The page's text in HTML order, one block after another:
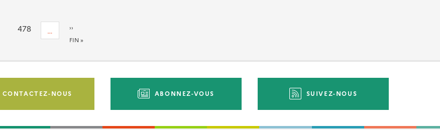
Page
478 …
PAGE
››
DERNIÈRE
FIN »
CONTACTEZ-NOUS ABONNEZ-VOUS SUIVEZ-NOUS